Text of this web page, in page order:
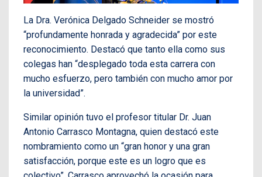
La Dra. Verónica Delgado Schneider se mostró
“profundamente honrada y agradecida” por este
reconocimiento. Destacó que tanto ella como sus
colegas han “desplegado toda esta carrera con
mucho esfuerzo, pero también con mucho amor por
la universidad”.
Similar opinión tuvo el profesor titular Dr. Juan
Antonio Carrasco Montagna, quien destacó este
nombramiento como un “gran honor y una gran
satisfacción, porque este es un logro que es